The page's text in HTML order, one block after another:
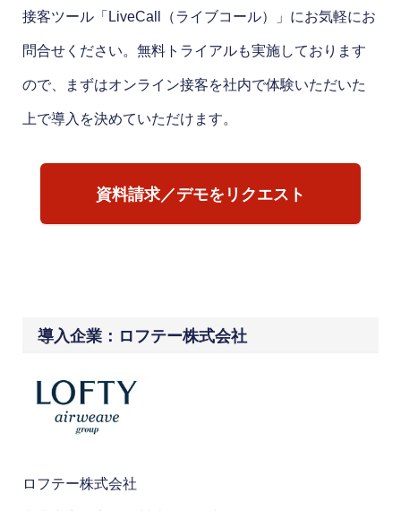
接客ツール「LiveCall（ライブコール）」にお気軽にお
問合せください。無料トライアルも実施しております
ので、まずはオンライン接客を社内で体験いただいた
上で導入を決めていただけます。
資料請求／デモをリクエスト
導入企業：ロフテー株式会社
ロフテー株式会社